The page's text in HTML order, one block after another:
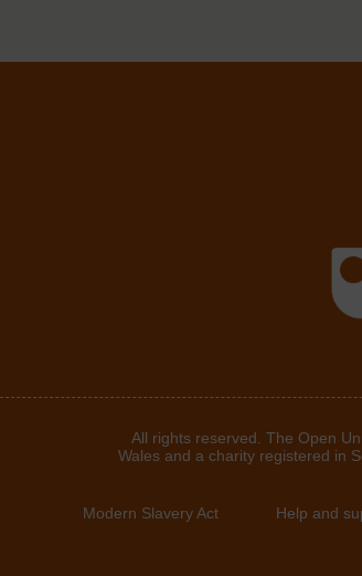
©2024. All rights reserved. The
Wales and a charity registered in
Help and
Modern Slavery Act